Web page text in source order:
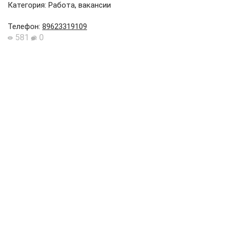
Категория: Работа, вакансии
Телефон: 89623319109
581 0